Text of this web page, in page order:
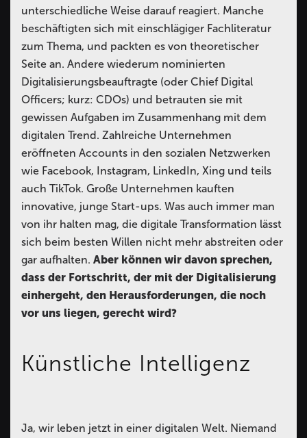
unterschiedliche Weise darauf reagiert. Manche
beschäftigten sich mit einschlägiger Fachliteratur
zum Thema, und packten es von theoretischer
Seite an. Andere wiederum nominierten
Digitalisierungsbeauftragte (oder Chief Digital
Officers; kurz: CDOs) und betrauten sie mit
gewissen Aufgaben im Zusammenhang mit dem
digitalen Trend. Zahlreiche Unternehmen
eröffneten Accounts in den sozialen Netzwerken
wie Facebook, Instagram, LinkedIn, Xing und teils
auch TikTok. Große Unternehmen kauften
innovative, junge Start-ups. Was auch immer man
von ihr halten mag, die digitale Transformation lässt
sich beim besten Willen nicht mehr abstreiten oder
gar aufhalten. Aber können wir davon sprechen,
dass der Fortschritt, der mit der Digitalisierung
einhergeht, den Herausforderungen, die noch
vor uns liegen, gerecht wird?
Künstliche Intelligenz
Ja, wir leben jetzt in einer digitalen Welt. Niemand